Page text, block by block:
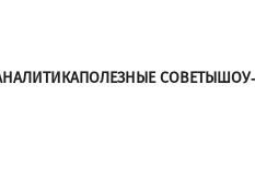
ПОЛЕЗНЫЕ СОВЕТЫ